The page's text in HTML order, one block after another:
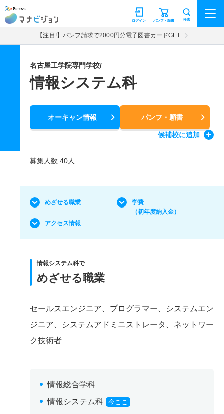
マナビジョン パンフ・願書
ログイン 検索
【注目!】パンフ請求で2000円分電子図書カードGET
名古屋工学院専門学校/
情報システム科
オーキャン情報 パンフ・願書
候補校に追加
募集人数 40人
めざせる職業
学費
（初年度納入金）
アクセス情報
情報システム科で
めざせる職業
セールスエンジニア プログラマー
システムエン
ジニア
システムアドミニストレータ
ネットワー
ク技術者
情報総合学科
情報システム科
今ここ